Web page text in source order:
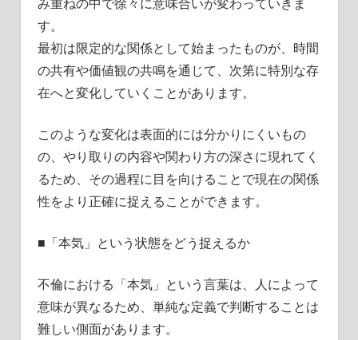
か？
す。
最初は限定的な関係として始まったものが、時間
の共有や価値観の共鳴を通じて、次第に特別な存
在へと変化していくことがあります。
このような変化は表面的には分かりにくいもの
の、やり取りの内容や関わり方の深さに現れてく
るため、その過程に目を向けることで現在の関係
性をより正確に捉えることができます。
■「本気」という状態をどう捉えるか
不倫における「本気」という言葉は、人によって
意味が異なるため、単純な定義で判断することは
難しい側面があります。